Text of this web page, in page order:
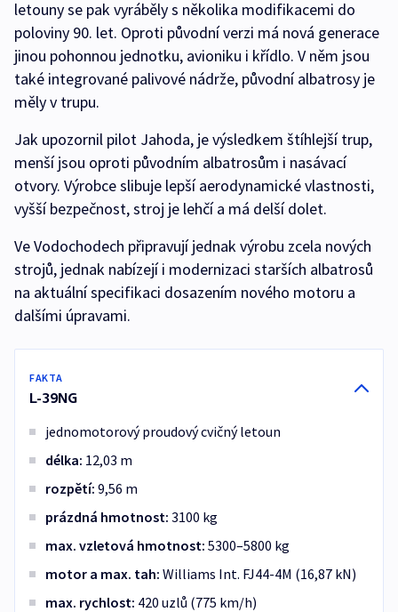
letouny se pak vyráběly s několika modifikacemi do
poloviny 90. let. Oproti původní verzi má nová generace
jinou pohonnou jednotku, avioniku i křídlo. V něm jsou
také integrované palivové nádrže, původní albatrosy je
měly v trupu.
Jak upozornil pilot Jahoda, je výsledkem štíhlejší trup,
menší jsou oproti původním albatrosům i nasávací
otvory. Výrobce slibuje lepší aerodynamické vlastnosti,
vyšší bezpečnost, stroj je lehčí a má delší dolet.
Ve Vodochodech připravují jednak výrobu zcela nových
strojů, jednak nabízejí i modernizaci starších albatrosů
na aktuální specifikaci dosazením nového motoru a
dalšími úpravami.
FAKTA
L-39NG
jednomotorový proudový cvičný letoun
délka: 12,03 m
rozpětí: 9,56 m
prázdná hmotnost: 3100 kg
max. vzletová hmotnost: 5300–5800 kg
motor a max. tah: Williams Int. FJ44-4M (16,87 kN)
max. rychlost: 420 uzlů (775 km/h)